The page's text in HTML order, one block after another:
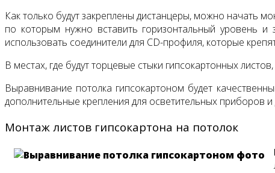
Как только будут закреплены дистанцеры, можно начать
по которым нужно вставить горизонтальный уровень
использовать соединители для CD-профиля, которые
В местах, где будут торцевые стыки гипсокартонных
Выравнивание потолка гипсокартоном будет
дополнительные крепления для осветительных приборов
Монтаж листов гипсокартона на потолок